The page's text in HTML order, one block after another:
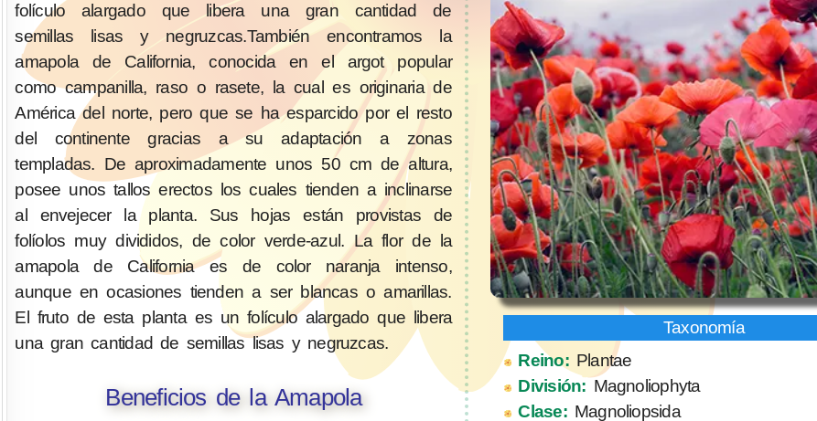
folículo alargado que libera una gran cantidad de
semillas lisas y negruzcas.También encontramos la
amapola de California, conocida en el argot popular
como campanilla, raso o rasete, la cual es originaria de
América del norte, pero que se ha esparcido por el resto
del continente gracias a su adaptación a zonas
templadas. De aproximadamente unos 50 cm de altura,
posee unos tallos erectos los cuales tienden a inclinarse
al envejecer la planta. Sus hojas están provistas de
folíolos muy divididos, de color verde-azul. La flor de la
amapola de California es de color naranja intenso,
aunque en ocasiones tienden a ser blancas o amarillas.
El fruto de esta planta es un folículo alargado que libera
una gran cantidad de semillas lisas y negruzcas.
Beneficios de la Amapola
Reino: Plantae
División: Magnoliophyta
Clase: Magnoliopsida